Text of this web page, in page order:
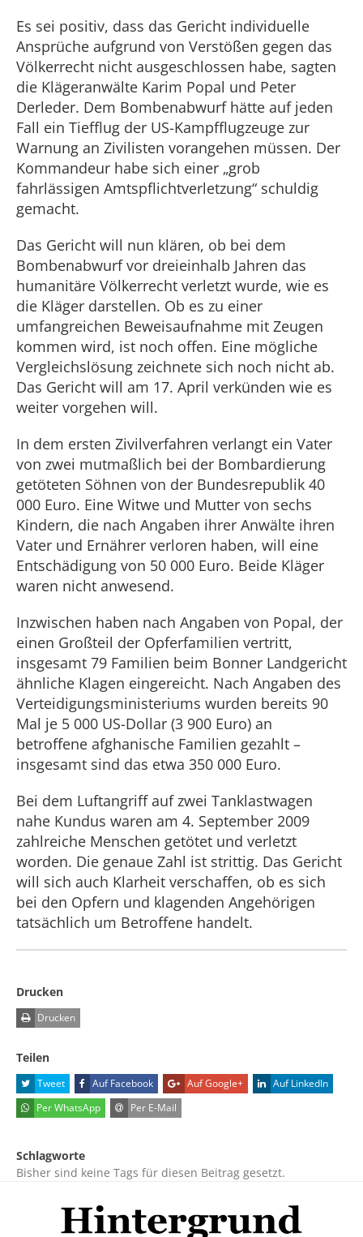
Es sei positiv, dass das Gericht individuelle
Ansprüche aufgrund von Verstößen gegen das
Völkerrecht nicht ausgeschlossen habe, sagten
die Klägeranwälte Karim Popal und Peter
Derleder. Dem Bombenabwurf hätte auf jeden
Fall ein Tiefflug der US-Kampfflugzeuge zur
Warnung an Zivilisten vorangehen müssen. Der
Kommandeur habe sich einer „grob
fahrlässigen Amtspflichtverletzung“ schuldig
gemacht.
Das Gericht will nun klären, ob bei dem
Bombenabwurf vor dreieinhalb Jahren das
humanitäre Völkerrecht verletzt wurde, wie es
die Kläger darstellen. Ob es zu einer
umfangreichen Beweisaufnahme mit Zeugen
kommen wird, ist noch offen. Eine mögliche
Vergleichslösung zeichnete sich noch nicht ab.
Das Gericht will am 17. April verkünden wie es
weiter vorgehen will.
In dem ersten Zivilverfahren verlangt ein Vater
von zwei mutmaßlich bei der Bombardierung
getöteten Söhnen von der Bundesrepublik 40
000 Euro. Eine Witwe und Mutter von sechs
Kindern, die nach Angaben ihrer Anwälte ihren
Vater und Ernährer verloren haben, will eine
Entschädigung von 50 000 Euro. Beide Kläger
waren nicht anwesend.
Inzwischen haben nach Angaben von Popal, der
einen Großteil der Opferfamilien vertritt,
insgesamt 79 Familien beim Bonner Landgericht
ähnliche Klagen eingereicht. Nach Angaben des
Verteidigungsministeriums wurden bereits 90
Mal je 5 000 US-Dollar (3 900 Euro) an
betroffene afghanische Familien gezahlt –
insgesamt sind das etwa 350 000 Euro.
Bei dem Luftangriff auf zwei Tanklastwagen
nahe Kundus waren am 4. September 2009
zahlreiche Menschen getötet und verletzt
worden. Die genaue Zahl ist strittig. Das Gericht
will sich auch Klarheit verschaffen, ob es sich
bei den Opfern und klagenden Angehörigen
tatsächlich um Betroffene handelt.
Drucken
Drucken
Teilen
Tweet Auf Facebook Auf Google+
Auf LinkedIn
Per WhatsApp
Per E-Mail
Schlagworte
Bisher sind keine Tags für diesen Beitrag gesetzt.